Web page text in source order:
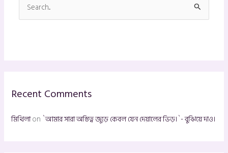
e
f
Recent Comments
মিথিলাon `আমার সারা অস্তিত্ব জুড়ে কেবল যেন দেয়ালের ভিড়।`- বুঝিয়ে দাও।